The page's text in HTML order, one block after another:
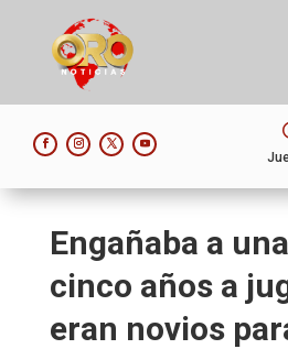
Engañaba a
cinco años a
eran novios